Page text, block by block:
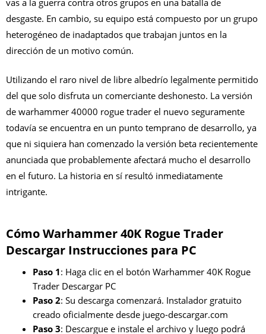
desgaste. En cambio, su equipo está compuesto por un grupo
heterogéneo de inadaptados que trabajan juntos en la
dirección de un motivo común.
Utilizando el raro nivel de libre albedrío legalmente permitido
del que solo disfruta un comerciante deshonesto. La versión
de warhammer 40000 rogue trader el nuevo seguramente
todavía se encuentra en un punto temprano de desarrollo, ya
que ni siquiera han comenzado la versión beta recientemente
anunciada que probablemente afectará mucho el desarrollo
en el futuro. La historia en sí resultó inmediatamente
intrigante.
Cómo Warhammer 40K Rogue Trader
Descargar Instrucciones para PC
Paso 1: Haga clic en el botón Warhammer 40K Rogue
Trader Descargar PC
Paso 2: Su descarga comenzará. Instalador gratuito
creado oficialmente desde juego-descargar.com
Paso 3: Descargue e instale el archivo y luego podrá